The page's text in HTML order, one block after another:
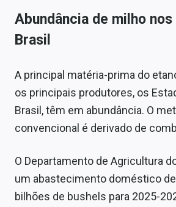
Abundância de milho nos
Brasil
A principal matéria-prima do
os principais produtores, os
Brasil, têm em abundância. O
convencional é derivado de
O Departamento de Agricultura
um abastecimento doméstico
bilhões de bushels para 2025-